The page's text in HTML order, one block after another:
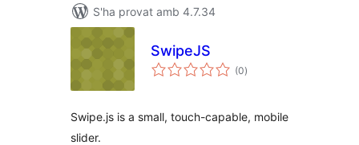
S'ha provat amb 4.7.34
SwipeJS
(0puntuacions
totals
)
Swipe.js is a small, touch-capable, mobile
slider.